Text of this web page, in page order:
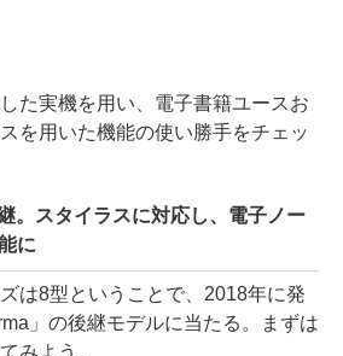
た実機を用い、電子書籍ユースお
を用いた機能の使い勝手をチェッ
。スタイラスに対応し、電子ノー
に
は8型ということで、2018年に発
」の後継モデルに当たる。まずは
みよう。